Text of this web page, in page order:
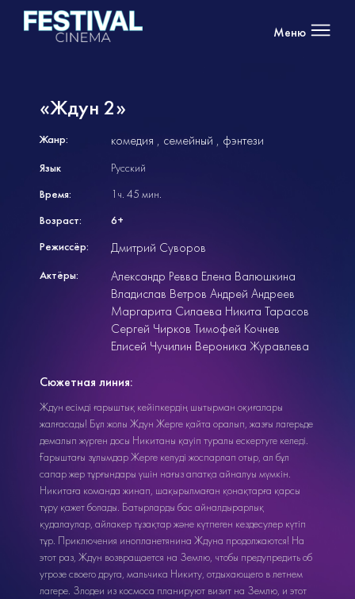
Меню
«Ждун 2»
Жанр: комедия семейный фэнтези
Язык
Русский
Время:
1ч. 45 мин.
Возраст:
6+
Режиссёр:
Дмитрий Суворов
Актёры:
Александр Ревва Елена Валюшкина
Владислав Ветров Андрей Андреев
Маргарита Силаева Никита Тарасов
Сергей Чирков Тимофей Кочнев
Елисей Чучилин Вероника Журавлева
Сюжетная линия:
Ждун есімді ғарыштық кейіпкердің шытырман оқиғалары
жалғасады! Бұл жолы Ждун Жерге қайта оралып, жазғы лагерьде
демалып жүрген досы Никитаны қауіп туралы ескертуге келеді.
Ғарыштағы зұлымдар Жерге келуді жоспарлап отыр, ал бұл
сапар жер тұрғындары үшін нағыз апатқа айналуы мүмкін.
Никитаға команда жинап, шақырылмаған қонақтарға қарсы
тұру қажет болады. Батырларды бас айналдырарлық
қудалаулар, айлакер тұзақтар және күтпеген кездесулер күтіп
тұр. Приключения инопланетянина Ждуна продолжаются! На
этот раз, Ждун возвращается на Землю, чтобы предупредить об
угрозе своего друга, мальчика Никиту, отдыхающего в летнем
лагере. Злодеи из космоса планируют визит на Землю, и этот